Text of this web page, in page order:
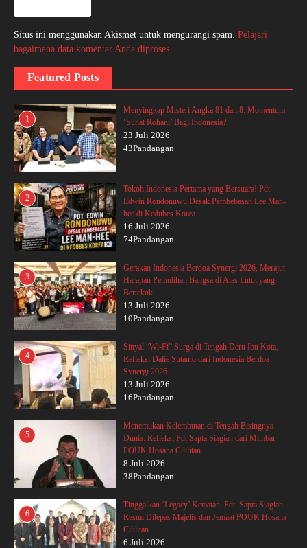
Situs ini menggunakan Akismet untuk mengurangi spam. Pelajari
bagaimana data komentar Anda diproses
Featured Posts
1
Menyingkap Misteri Angka 81 dan 8: Momentum
‘Sunat Rohani’ Bagi Indonesia?
23 Juli 2026
43Pandangan
2
Tokoh Indonesia Pertama yang Bersuara! Pdt.
Edwin Rondonuwu Desak Pembebasan Lee Man-
hee di Kedubes Korea
16 Juli 2026
74Pandangan
3
Gerakan Indonesia Berdoa Synergi 2026, Merajut
Harapan Pemulihan Bangsa di Atas Lutut yang
Bertekuk
13 Juli 2026
10Pandangan
4
Sinyal “Wi-Fi” Surga di Tengah Deru Ibu Kota,
Refleksi Dalie Sutanto dari Indonesia Berdoa
Synergi 2026
13 Juli 2026
16Pandangan
5
Menemukan Kelembutan di Tengah Bisingnya
Dunia: Refleksi Pdt Sapta Siagian dari Mimbar
POUK Hosana Cililitan
8 Juli 2026
38Pandangan
6
Tinggalkan ‘Legacy’ Ketaatan, Pdt. Sapta Siagian
Resmi Dilepas Majelis dan Jemaat POUK Hosana
Cililitan
6 Juli 2026